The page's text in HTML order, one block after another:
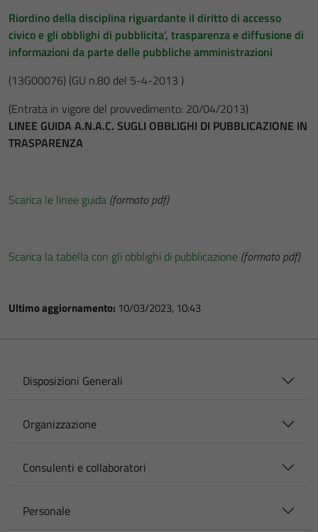
Riordino della disciplina riguardante il diritto di accesso
civico e gli obblighi di pubblicita’, trasparenza e diffusione di
informazioni da parte delle pubbliche amministrazioni
(13G00076) (GU n.80 del 5-4-2013 )
(Entrata in vigore del provvedimento: 20/04/2013)
LINEE GUIDA A.N.A.C. SUGLI OBBLIGHI DI PUBBLICAZIONE IN
TRASPARENZA
Scarica le linee guida (formato pdf)
Scarica la tabella con gli obblighi di pubblicazione (formato pdf)
Ultimo aggiornamento: 10/03/2023, 10:43
Disposizioni Generali
Organizzazione
Consulenti e collaboratori
Personale